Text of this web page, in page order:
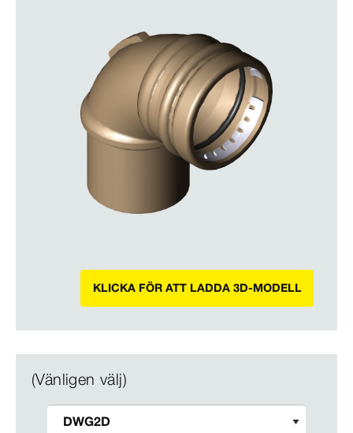
KLICKA FÖR ATT LADDA 3D-MODELL
(Vänligen välj)